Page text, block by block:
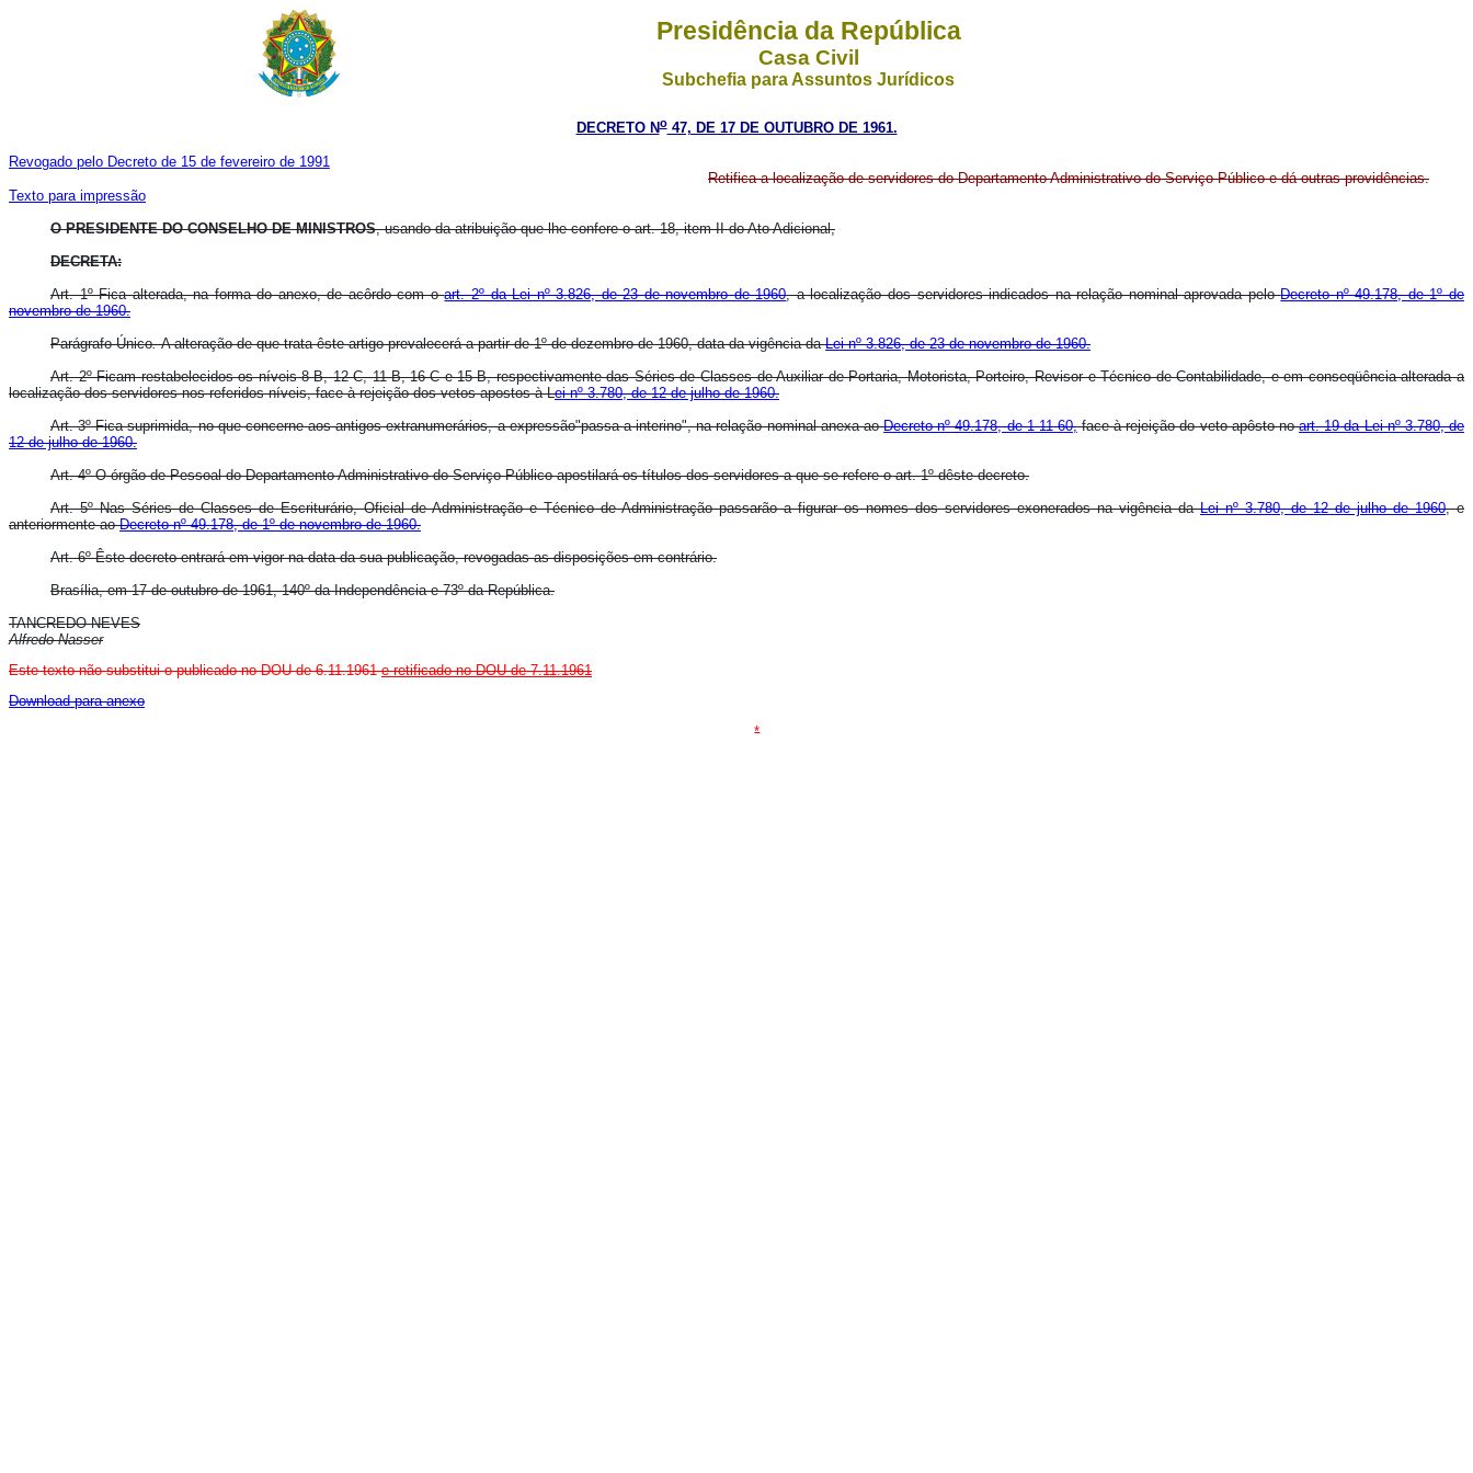
Presidência da República
Casa Civil
Subchefia para Assuntos Jurídicos
DECRETO No47, DE 17 DE OUTUBRO DE 1961.
Revogado pelo Decreto de 15 de fevereiro de 1991
Texto para impressão
Retifica a localização de servidores do Departamento Administrativo do Serviço Público e dá outras providências.
O PRESIDENTE DO CONSELHO DE MINISTROS, usando da atribuição que lhe confere o art. 18, item II do Ato Adicional,
DECRETA:
Art. 1º Fica alterada, na forma do anexo, de acôrdo com oart. 2º da Lei nº 3.826, de 23 de novembro de 1960, a localização dos servidores indicados na relação nominal aprovada peloDecreto nº 49.178, de 1º de
novembro de 1960.
Parágrafo Único.A alteração de que trata êste artigo prevalecerá a partir de 1º de dezembro de 1960, data da vigência daLei nº 3.826, de 23 de novembro de 1960.
Art. 2º Ficam restabelecidos os níveis 8-B, 12-C, 11-B, 16-C e 15-B, respectivamente das Séries de Classes de Auxiliar de Portaria, Motorista, Porteiro, Revisor e Técnico de Contabilidade, e em conseqüência alterada a
localização dos servidores nos referidos níveis, face à rejeição dos vetos apostos à Lei nº 3.780, de 12 de julho de 1960.
Art. 3º Fica suprimida, no que concerne aos antigos extranumerários, a expressão"passa a interino", na relação nominal anexa aoDecreto nº 49.178, de 1-11-60,face à rejeição do veto apôsto noart. 19 da Lei nº 3.780, de
12 de julho de 1960.
Art. 4º O órgão de Pessoal do Departamento Administrativo do Serviço Público apostilará os títulos dos servidores a que se refere o art. 1º dêste decreto.
Art. 5º Nas Séries de Classes de Escriturário, Oficial de Administração e Técnico de Administração passarão a figurar os nomes dos servidores exonerados na vigência daLei nº 3.780, de 12 de julho de 1960, e
anteriormente aoDecreto nº 49.178, de 1º de novembro de 1960.
Art. 6º Êste decreto entrará em vigor na data da sua publicação, revogadas as disposições em contrário.
Brasília, em 17 de outubro de 1961, 140º da Independência e 73º da República.
TANCREDO NEVES
Alfredo Nasser
Este texto não substitui o publicado no DOU de 6.11.1961e retificado no DOU de 7.11.1961
Download para anexo
*